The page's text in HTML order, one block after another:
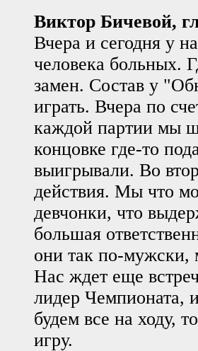
Виктор Бичевой,
Вчера и сегодня у
человека больных.
замен. Состав у
играть. Вчера по
каждой партии мы
концовке где-то
выигрывали. Во
действия. Мы что
девчонки, что
большая
они так по-мужски,
Нас ждет еще
лидер Чемпионата,
будем все на ходу,
игру.